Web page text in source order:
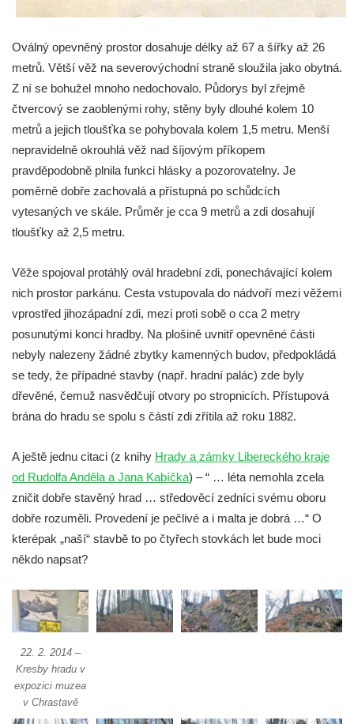
Hrad Valdštejn
Vlčí hrádek
Hrad Štěpanice
Hrad Drábské světničky
Hrad Rotštejn
Hrad Klamorna
Hrad Egerberk (Lestkov)
Tvrz Šumburk
Hrad Šumburk (Schönburg)
Hrad Ronov
Tvrz Stranné
Hrad Zbirohy
Hrad Hřídelík
Hrad Starý Falkenburk
Hrad Andělská Hora
Hrad Milštejn
Hrad Kalich
Hrad Freudenstein (Jáchymov)
Hrad Hněvín
Hrad Hungerberg
Hrad Hartenštejn
Hrad Oparno
Oválný opevněný prostor dosahuje délky až 67 a šířky až 26
metrů. Větší věž na severovýchodní straně sloužila jako obytná.
Z ní se bohužel mnoho nedochovalo. Půdorys byl zřejmě
čtvercový se zaoblenými rohy, stěny byly dlouhé kolem 10
metrů a jejich tloušťka se pohybovala kolem 1,5 metru. Menší
nepravidelně okrouhlá věž nad šíjovým příkopem
pravděpodobně plnila funkci hlásky a pozorovatelny. Je
poměrně dobře zachovalá a přístupná po schůdcích
vytesaných ve skále. Průměr je cca 9 metrů a zdi dosahují
tloušťky až 2,5 metru.
Věže spojoval protáhlý ovál hradební zdi, ponechávající kolem
nich prostor parkánu. Cesta vstupovala do nádvoří mezi věžemi
vprostřed jihozápadní zdi, mezi proti sobě o cca 2 metry
posunutými konci hradby. Na plošině uvnitř opevněné části
nebyly nalezeny žádné zbytky kamenných budov, předpokládá
se tedy, že případné stavby (např. hradní palác) zde byly
dřevěné, čemuž nasvědčují otvory po stropnicích. Přístupová
brána do hradu se spolu s částí zdi zřítila až roku 1882.
A ještě jednu citaci (z knihy Hrady a zámky Libereckého kraje
od Rudolfa Anděla a Jana Kabíčka) – “ … léta nemohla zcela
zničit dobře stavěný hrad … středověcí zedníci svému oboru
dobře rozuměli. Provedení je pečlivé a i malta je dobrá …“ O
kterépak „naší“ stavbě to po čtyřech stovkách let bude moci
někdo napsat?
22. 2. 2014 –
Kresby hradu v
expozici muzea
v Chrastavě